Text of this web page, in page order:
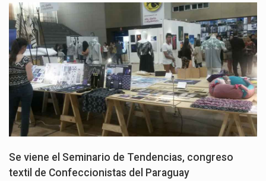
Se viene el Seminario de Tendencias, congreso
textil de Confeccionistas del Paraguay